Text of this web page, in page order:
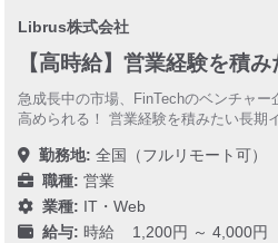
Librus株式会社
【高時給】営業経験を積
急成長中の市場、FinTechのベンチャ
高められる！ 営業経験を積みたい長期
勤務地: 全国（フルリモート可）
職種: 営業
業種: IT・Web
給与: 時給 1,200円 ～ 4,000円